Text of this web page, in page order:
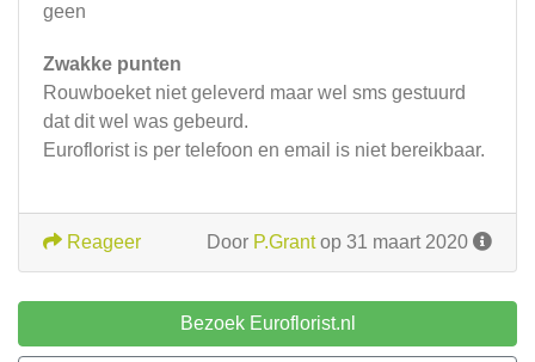
geen
Zwakke punten
Rouwboeket niet geleverd maar wel sms gestuurd
dat dit wel was gebeurd.
Euroflorist is per telefoon en email is niet bereikbaar.
Door P.Grantop 31 maart 2020
Reageer
Bezoek Euroflorist.nl